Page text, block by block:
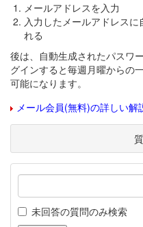
メールアドレスを入力
入力したメールアドレス
れる
後は、自動生成されたパスワ
グインすると毎週月曜からの
可能になります。
メール会員(無料)の詳しい解
未回答の質問のみ検索